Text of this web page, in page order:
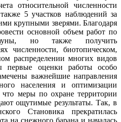
относительной численности
5 участков наблюдений за
крупными зверями. Благодаря
основной объем работ по
но также получить
численности, биотопическом,
распределении многих видов
первые оценки работы особо
важнейшие направления
населения и оптимизации
что меры по охране территории
ощутимые результаты. Так, в
Становика прекратилась